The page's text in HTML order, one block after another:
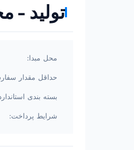
تولید -
محل مبدا:
حداقل مقدار
بسته بندی
شرایط پرداخت: